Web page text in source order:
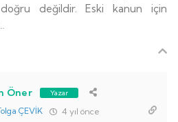
değildir. Eski kanun için
Öner Yazar
ÇEVİK 4 yıl önce